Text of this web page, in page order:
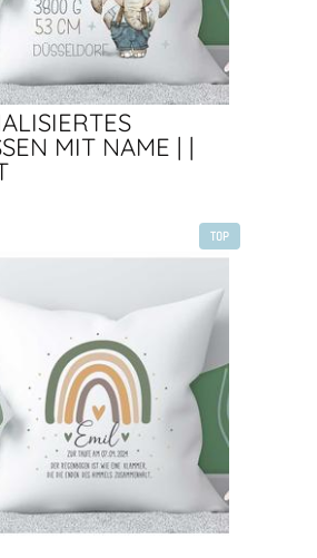
MIT NAME | |
TOP